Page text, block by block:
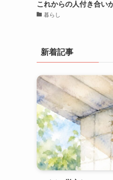
これからの人付き合い
暮らし
新着記事